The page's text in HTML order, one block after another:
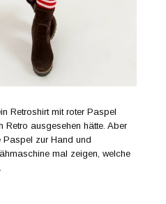
Retroshirt mit roter Paspel
Retro ausgesehen hätte. Aber
Paspel zur Hand und
mal zeigen, welche